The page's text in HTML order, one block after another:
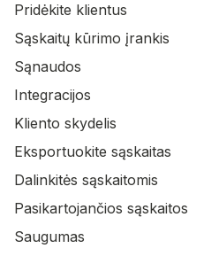
Pridėkite klientus
Sąskaitų kūrimo įrankis
Sąnaudos
Integracijos
Kliento skydelis
Eksportuokite sąskaitas
Dalinkitės sąskaitomis
Pasikartojančios sąskaitos
Saugumas